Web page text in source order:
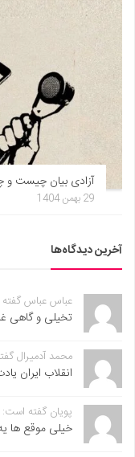
آزادی بیان چیست و
29 بهمن 1404
آخرین دیدگاه‌ها
عباس عباس
تخیلی و گاهی
محمد آدمیرال
انقلاب ایران
پویان گفته است:
خیلی موقع ها